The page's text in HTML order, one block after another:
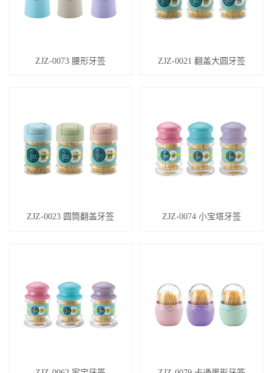
ZJZ-0073 腰形牙签 ZJZ-0021 翻盖大圆牙签
ZJZ-0023 圆筒翻盖牙签 ZJZ-0074 小宝塔牙签